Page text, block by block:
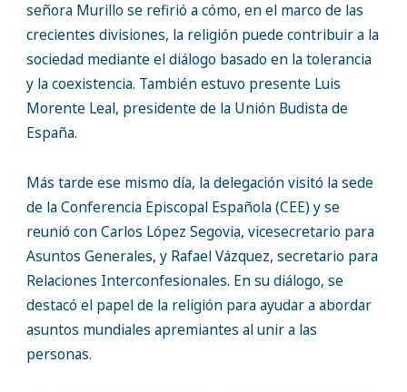
señora Murillo se refirió a cómo, en el marco de las
crecientes divisiones, la religión puede contribuir a la
sociedad mediante el diálogo basado en la tolerancia
y la coexistencia. También estuvo presente Luis
Morente Leal, presidente de la Unión Budista de
España.
Más tarde ese mismo día, la delegación visitó la sede
de la Conferencia Episcopal Española (CEE) y se
reunió con Carlos López Segovia, vicesecretario para
Asuntos Generales, y Rafael Vázquez, secretario para
Relaciones Interconfesionales. En su diálogo, se
destacó el papel de la religión para ayudar a abordar
asuntos mundiales apremiantes al unir a las
personas.